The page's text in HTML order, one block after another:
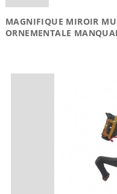
MAGNIFIQUE MIROIR
ORNEMENTALE